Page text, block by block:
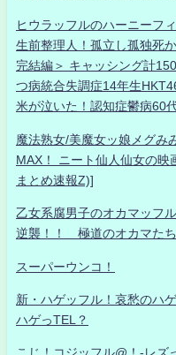
ヒウラッフルのハーニーフ
生前整理人！孤立し孤独死
完結編＞ キャッシング計
つ病統合失調症14年生
米が泣いた！認知症鬱病60
魔法熟女/美魔女ッ娘メグみ
MAX！ ニート仙人仙女の映
まとめ速報Z)]
乙女系腐男子のオカマッフ
逆襲！！ 極道のオカマたち
スーパーウンコ！
新・ハゲッフル！哀愁のハ
ハゲっTEL？